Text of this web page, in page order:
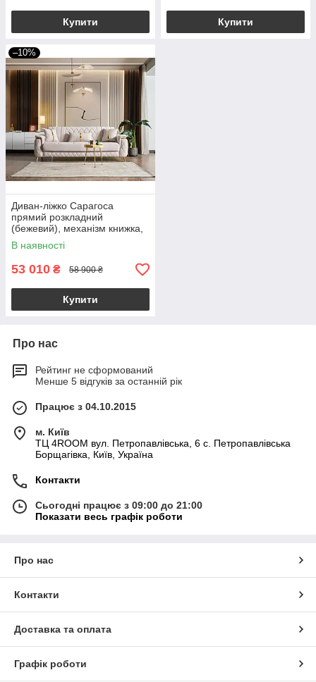
Купити Купити
–10%
Диван-ліжко Сарагоса
прямий розкладний
(бежевий), механізм книжка,
золоті ніжки і обробка
В наявності
53 010 ₴ 58 900 ₴
Купити
Про нас
Рейтинг не сформований
Менше 5 відгуків за останній рік
Працює з 04.10.2015
м. Київ
ТЦ 4ROOM вул. Петропавлівська, 6 с. Петропавлівська
Борщагівка, Київ, Україна
Контакти
Сьогодні працює з 09:00 до 21:00
Показати весь графік роботи
Про нас
Контакти
Доставка та оплата
Графік роботи